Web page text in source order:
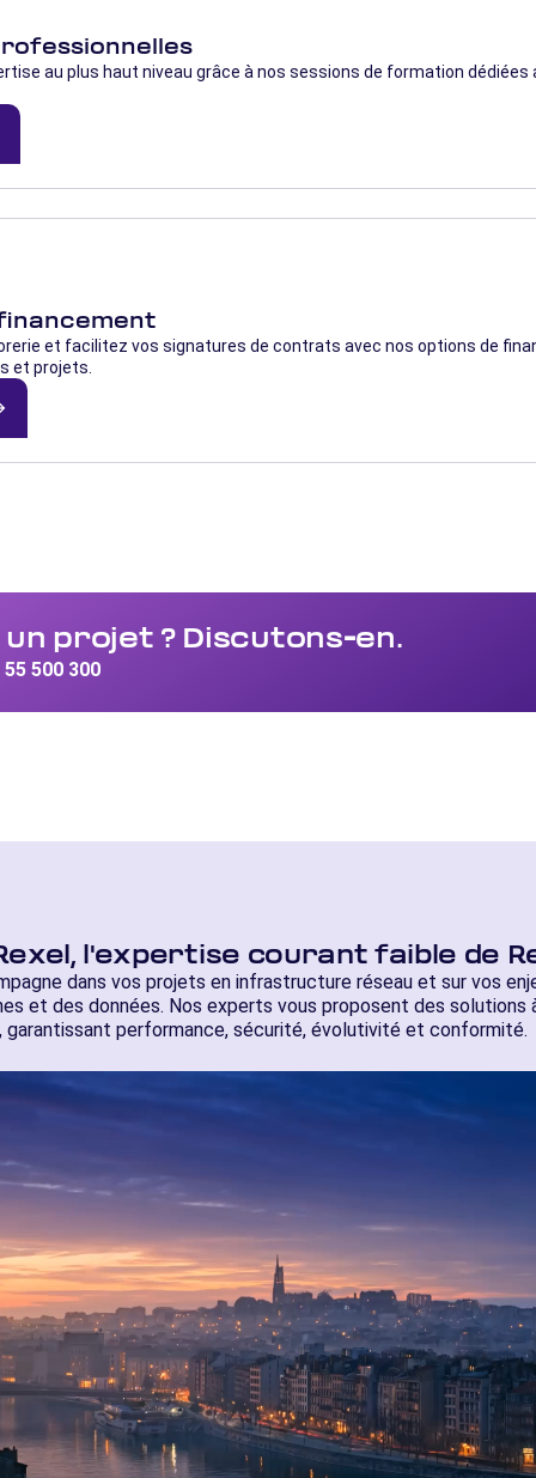
au plus haut niveau grâce à nos sessions de formation dédiées
et facilitez vos signatures de contrats avec nos options de
et projets.
un projet ? Discutons-en.
55 500 300
l'expertise courant faible de
dans vos projets en infrastructure réseau et sur vos
et des données. Nos experts vous proposent des solutions
garantissant performance, sécurité, évolutivité et conformité.